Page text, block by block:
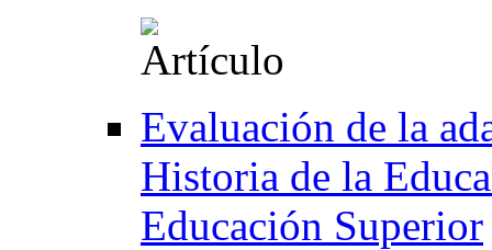
Evaluación de la
Historia de la
Educación Superior